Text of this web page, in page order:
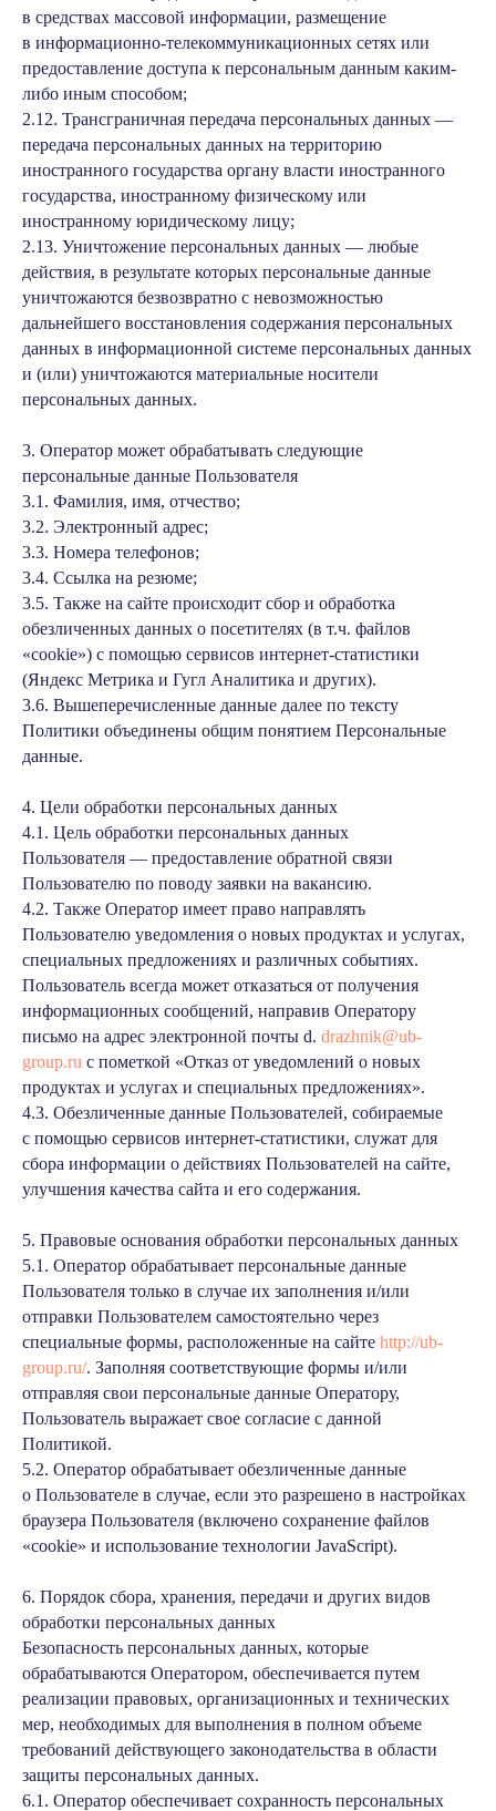
в средствах массовой информации, размещение
в информационно-телекоммуникационных сетях или
предоставление доступа к персональным данным каким-
либо иным способом;
2.12. Трансграничная передача персональных данных —
передача персональных данных на территорию
иностранного государства органу власти иностранного
государства, иностранному физическому или
иностранному юридическому лицу;
2.13. Уничтожение персональных данных — любые
действия, в результате которых персональные данные
уничтожаются безвозвратно с невозможностью
дальнейшего восстановления содержания персональных
данных в информационной системе персональных данных
и (или) уничтожаются материальные носители
персональных данных.
3. Оператор может обрабатывать следующие
персональные данные Пользователя
3.1. Фамилия, имя, отчество;
3.2. Электронный адрес;
3.3. Номера телефонов;
3.4. Ссылка на резюме;
3.5. Также на сайте происходит сбор и обработка
обезличенных данных о посетителях (в т.ч. файлов
«cookie») с помощью сервисов интернет-статистики
(Яндекс Метрика и Гугл Аналитика и других).
3.6. Вышеперечисленные данные далее по тексту
Политики объединены общим понятием Персональные
данные.
4. Цели обработки персональных данных
4.1. Цель обработки персональных данных
Пользователя — предоставление обратной связи
Пользователю по поводу заявки на вакансию.
4.2. Также Оператор имеет право направлять
Пользователю уведомления о новых продуктах и услугах,
специальных предложениях и различных событиях.
Пользователь всегда может отказаться от получения
информационных сообщений, направив Оператору
письмо на адрес электронной почты d. drazhnik@ub-
group.ru с пометкой «Отказ от уведомлений о новых
продуктах и услугах и специальных предложениях».
4.3. Обезличенные данные Пользователей, собираемые
с помощью сервисов интернет-статистики, служат для
сбора информации о действиях Пользователей на сайте,
улучшения качества сайта и его содержания.
5. Правовые основания обработки персональных данных
5.1. Оператор обрабатывает персональные данные
Пользователя только в случае их заполнения и/или
отправки Пользователем самостоятельно через
специальные формы, расположенные на сайте http://ub-
group.ru/. Заполняя соответствующие формы и/или
отправляя свои персональные данные Оператору,
Пользователь выражает свое согласие с данной
Политикой.
5.2. Оператор обрабатывает обезличенные данные
о Пользователе в случае, если это разрешено в настройках
браузера Пользователя (включено сохранение файлов
«cookie» и использование технологии JavaScript).
6. Порядок сбора, хранения, передачи и других видов
обработки персональных данных
Безопасность персональных данных, которые
обрабатываются Оператором, обеспечивается путем
реализации правовых, организационных и технических
мер, необходимых для выполнения в полном объеме
требований действующего законодательства в области
защиты персональных данных.
6.1. Оператор обеспечивает сохранность персональных